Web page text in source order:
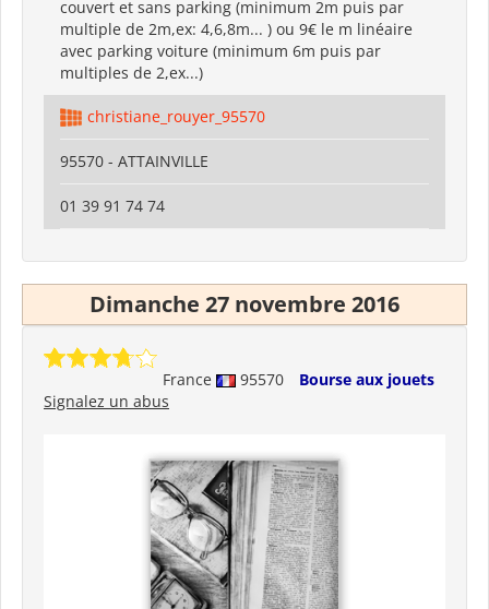
couvert et sans parking (minimum 2m puis par
multiple de 2m,ex: 4,6,8m... ) ou 9€ le m linéaire
avec parking voiture (minimum 6m puis par
multiples de 2,ex...)
christiane_rouyer_95570
95570 - ATTAINVILLE
01 39 91 74 74
Dimanche 27 novembre 2016
France 95570
Bourse aux jouets
Signalez un abus